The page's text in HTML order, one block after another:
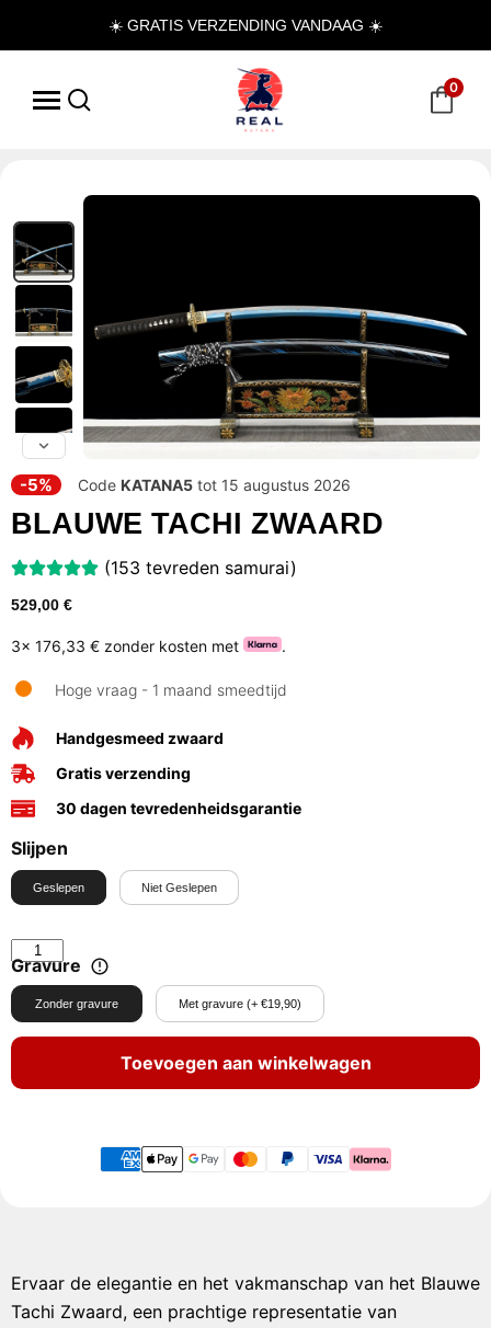
☀️ GRATIS VERZENDING VANDAAG ☀️
0
-5% Code KATANA5 tot 15 augustus 2026
BLAUWE TACHI ZWAARD
(153 tevreden samurai)
529,00 €
3x 176,33 € zonder kosten met .
Hoge vraag - 1 maand smeedtijd
Handgesmeed zwaard
Gratis verzending
30 dagen tevredenheidsgarantie
Slijpen
Geslepen Niet Geslepen
Gravure
Zonder gravure Met gravure (+ €19,90)
Toevoegen aan winkelwagen
Ervaar de elegantie en het vakmanschap van het Blauwe
Tachi Zwaard, een prachtige representatie van